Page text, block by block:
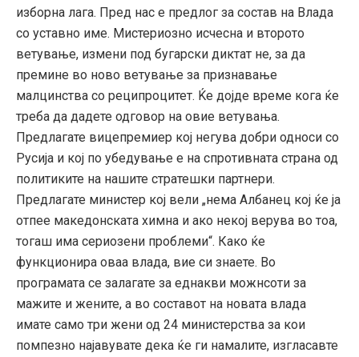
изборна лага. Пред нас е предлог за состав на Влада
со уставно име. Мистериозно исчесна и второто
ветување, измени под бугарски диктат не, за да
премине во ново ветување за признавање
малцинства со реципроцитет. Ќе дојде време кога ќе
треба да дадете одговор на овие ветувања.
Предлагате вицепремиер кој негува добри односи со
Русија и кој по убедување е на спротивната страна од
политиките на нашите стратешки партнери.
Предлагате министер кој вели „нема Албанец кој ќе ја
отпее македонската химна и ако некој верува во тоа,
тогаш има сериозени проблеми“. Како ќе
функционира оваа влада, вие си знаете. Во
програмата се залагате за еднакви можнсоти за
мажите и жените, а во составот на новата влада
имате само три жени од 24 министерства за кои
помпезно најавувате дека ќе ги намалите, изгласавте